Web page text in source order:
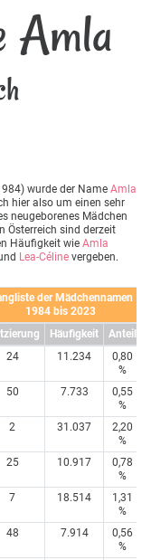
Amla
wurde der Name Amla
hier also um einen sehr
neugeborenes Mädchen
Österreich sind derzeit
Häufigkeit wie Amla
Lea-Céline vergeben.
der Mädchennamen
1984 bis 2023
Häufigkeit
Anteil
24 11.234
0,80
%
50 7.733
0,55
%
2 31.037
2,20
%
25 10.917
0,78
%
7 18.514
1,31
%
48 7.914
0,56
%